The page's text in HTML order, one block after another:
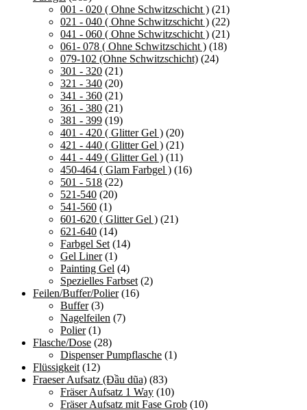
001 - 020 ( Ohne Schwitzschicht ) (21)
021 - 040 ( Ohne Schwitzschicht ) (22)
041 - 060 ( Ohne Schwitzschicht ) (21)
061- 078 ( Ohne Schwitzschicht ) (18)
079-102 (Ohne Schwitzschicht) (24)
301 - 320 (21)
321 - 340 (20)
341 - 360 (21)
361 - 380 (21)
381 - 399 (19)
401 - 420 ( Glitter Gel ) (20)
421 - 440 ( Glitter Gel ) (21)
441 - 449 ( Glitter Gel ) (11)
450-464 ( Glam Farbgel ) (16)
501 - 518 (22)
521-540 (20)
541-560 (1)
601-620 ( Glitter Gel ) (21)
621-640 (14)
Farbgel Set (14)
Gel Liner (1)
Painting Gel (4)
Spezielles Farbset (2)
Feilen/Buffer/Polier (16)
Buffer (3)
Nagelfeilen (7)
Polier (1)
Flasche/Dose (28)
Dispenser Pumpflasche (1)
Flüssigkeit (12)
Fraeser Aufsatz (Đầu dũa) (83)
Fräser Aufsatz 1 Way (10)
Fräser Aufsatz mit Fase Grob (10)